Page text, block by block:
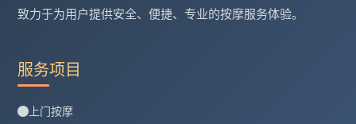
致力于为用户提供安全、便捷、专业的按摩服务体验。
服务项目
上门按摩